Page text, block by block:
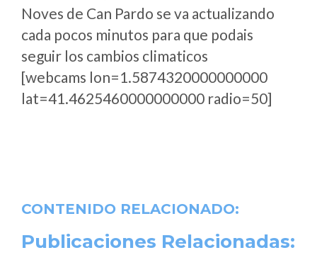
Noves de Can Pardo se va actualizando
cada pocos minutos para que podais
seguir los cambios climaticos
[webcams lon=1.5874320000000000
lat=41.4625460000000000 radio=50]
CONTENIDO RELACIONADO:
Publicaciones Relacionadas: